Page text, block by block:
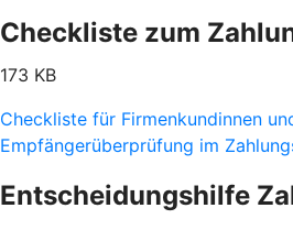
Checkliste zum
173 KB
Checkliste für Firmenkundinnen
Empfängerüberprüfung im
Entscheidungshilfe